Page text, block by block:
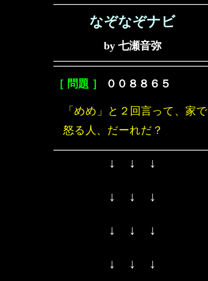
なぞなぞナビ
by 七瀬音弥
［ 問題 ］ ００８８６５
「めめ」と２回言って、家で
怒る人、だーれだ？
↓ ↓ ↓
↓ ↓ ↓
↓ ↓ ↓
↓ ↓ ↓